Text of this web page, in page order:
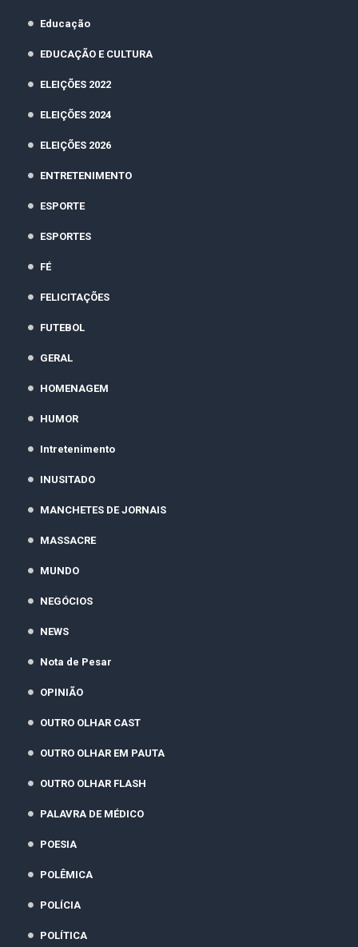
Educação
EDUCAÇÃO E CULTURA
ELEIÇÕES 2022
ELEIÇÕES 2024
ELEIÇÕES 2026
ENTRETENIMENTO
ESPORTE
ESPORTES
FÉ
FELICITAÇÕES
FUTEBOL
GERAL
HOMENAGEM
HUMOR
Intretenimento
INUSITADO
MANCHETES DE JORNAIS
MASSACRE
MUNDO
NEGÓCIOS
NEWS
Nota de Pesar
OPINIÃO
OUTRO OLHAR CAST
OUTRO OLHAR EM PAUTA
OUTRO OLHAR FLASH
PALAVRA DE MÉDICO
POESIA
POLÊMICA
POLÍCIA
POLÍTICA